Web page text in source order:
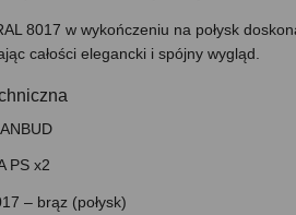
8017 w wykończeniu na połysk
całości elegancki i spójny wygląd.
PS x2
– brąz (połysk)